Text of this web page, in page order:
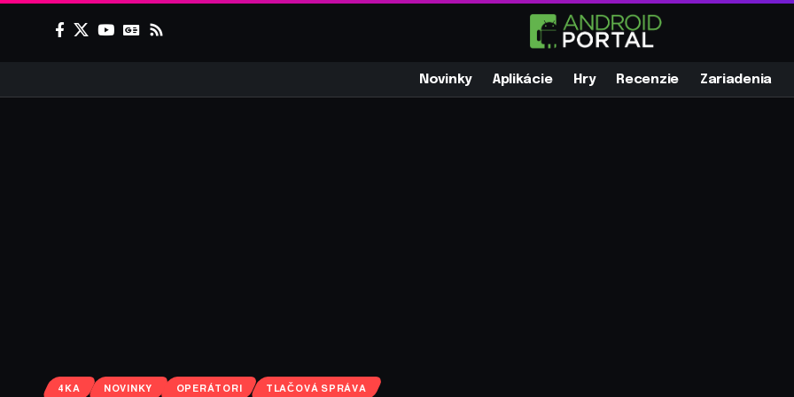
Novinky Aplikácie Hry Recenzie Zariadenia
4KA NOVINKY OPERÁTORI TLAČOVÁ SPRÁVA